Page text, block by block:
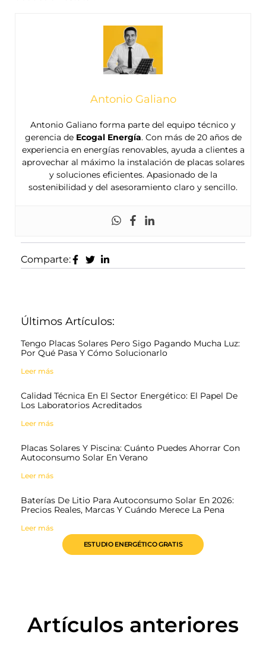
Antonio Galiano
Antonio Galiano forma parte del equipo técnico y
gerencia de Ecogal Energía. Con más de 20 años de
experiencia en energías renovables, ayuda a clientes a
aprovechar al máximo la instalación de placas solares
y soluciones eficientes. Apasionado de la
sostenibilidad y del asesoramiento claro y sencillo.
Comparte:
Últimos Artículos:
Tengo Placas Solares Pero Sigo Pagando Mucha Luz:
Por Qué Pasa Y Cómo Solucionarlo
Leer más
Calidad Técnica En El Sector Energético: El Papel De
Los Laboratorios Acreditados
Leer más
Placas Solares Y Piscina: Cuánto Puedes Ahorrar Con
Autoconsumo Solar En Verano
Leer más
Baterías De Litio Para Autoconsumo Solar En 2026:
Precios Reales, Marcas Y Cuándo Merece La Pena
Leer más
ESTUDIO ENERGÉTICO GRATIS
Artículos anteriores